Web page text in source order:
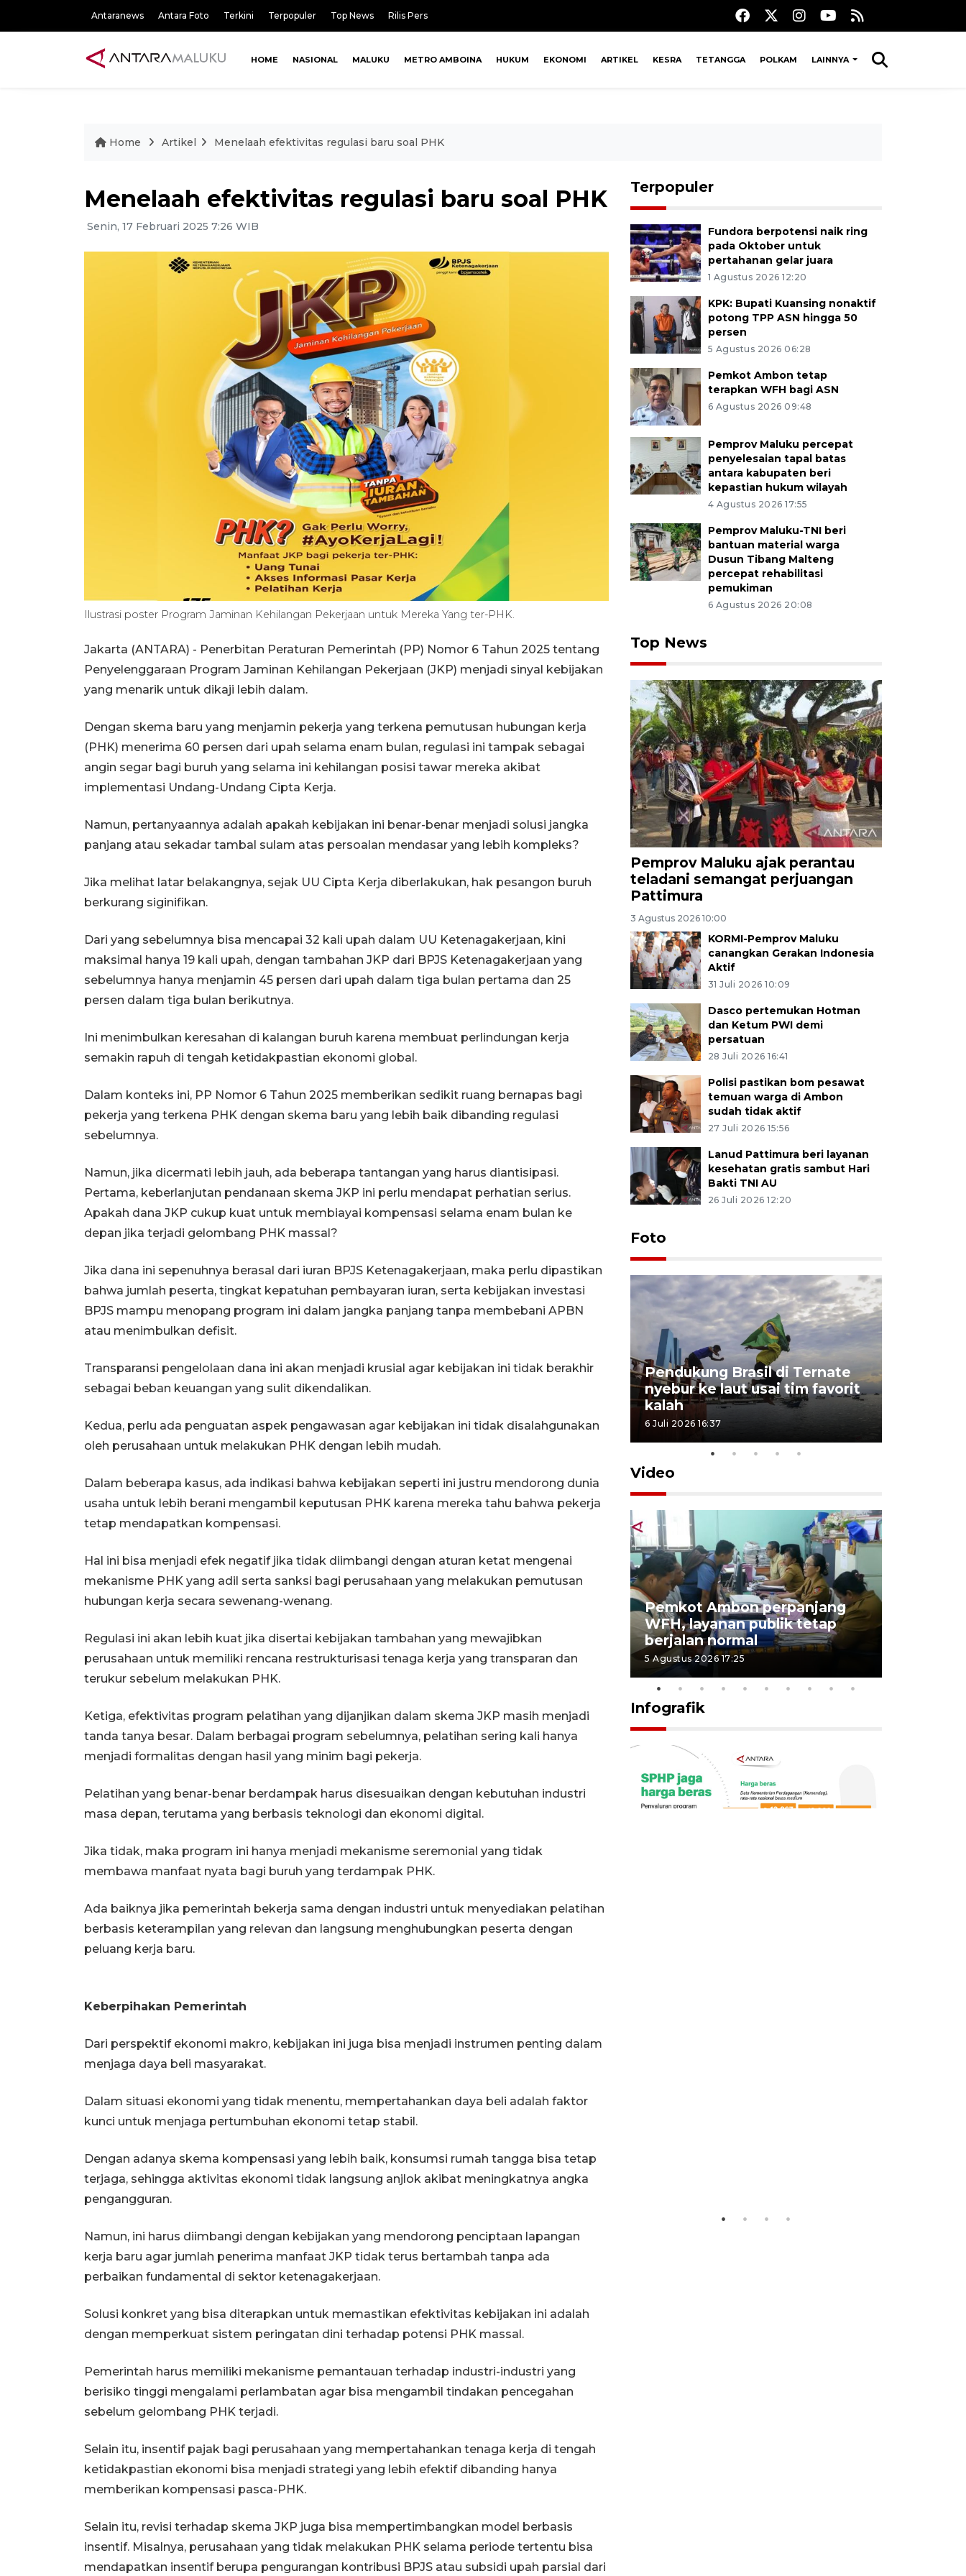
Antaranews Antara Foto Terkini Terpopuler Top News Rilis Pers
HOME NASIONAL MALUKU METRO AMBOINA HUKUM EKONOMI ARTIKEL KESRA TETANGGA POLKAM LAINNYA
Home Artikel Menelaah efektivitas regulasi baru soal PHK
Menelaah efektivitas regulasi baru soal PHK
Senin, 17 Februari 2025 7:26 WIB
Ilustrasi poster Program Jaminan Kehilangan Pekerjaan untuk Mereka Yang ter-PHK.
Jakarta (ANTARA) - Penerbitan Peraturan Pemerintah (PP) Nomor 6 Tahun 2025 tentang
Penyelenggaraan Program Jaminan Kehilangan Pekerjaan (JKP) menjadi sinyal kebijakan
yang menarik untuk dikaji lebih dalam.
Dengan skema baru yang menjamin pekerja yang terkena pemutusan hubungan kerja
(PHK) menerima 60 persen dari upah selama enam bulan, regulasi ini tampak sebagai
angin segar bagi buruh yang selama ini kehilangan posisi tawar mereka akibat
implementasi Undang-Undang Cipta Kerja.
Namun, pertanyaannya adalah apakah kebijakan ini benar-benar menjadi solusi jangka
panjang atau sekadar tambal sulam atas persoalan mendasar yang lebih kompleks?
Jika melihat latar belakangnya, sejak UU Cipta Kerja diberlakukan, hak pesangon buruh
berkurang siginifikan.
Dari yang sebelumnya bisa mencapai 32 kali upah dalam UU Ketenagakerjaan, kini
maksimal hanya 19 kali upah, dengan tambahan JKP dari BPJS Ketenagakerjaan yang
sebelumnya hanya menjamin 45 persen dari upah dalam tiga bulan pertama dan 25
persen dalam tiga bulan berikutnya.
Ini menimbulkan keresahan di kalangan buruh karena membuat perlindungan kerja
semakin rapuh di tengah ketidakpastian ekonomi global.
Dalam konteks ini, PP Nomor 6 Tahun 2025 memberikan sedikit ruang bernapas bagi
pekerja yang terkena PHK dengan skema baru yang lebih baik dibanding regulasi
sebelumnya.
Namun, jika dicermati lebih jauh, ada beberapa tantangan yang harus diantisipasi.
Pertama, keberlanjutan pendanaan skema JKP ini perlu mendapat perhatian serius.
Apakah dana JKP cukup kuat untuk membiayai kompensasi selama enam bulan ke
depan jika terjadi gelombang PHK massal?
Jika dana ini sepenuhnya berasal dari iuran BPJS Ketenagakerjaan, maka perlu dipastikan
bahwa jumlah peserta, tingkat kepatuhan pembayaran iuran, serta kebijakan investasi
BPJS mampu menopang program ini dalam jangka panjang tanpa membebani APBN
atau menimbulkan defisit.
Transparansi pengelolaan dana ini akan menjadi krusial agar kebijakan ini tidak berakhir
sebagai beban keuangan yang sulit dikendalikan.
Kedua, perlu ada penguatan aspek pengawasan agar kebijakan ini tidak disalahgunakan
oleh perusahaan untuk melakukan PHK dengan lebih mudah.
Dalam beberapa kasus, ada indikasi bahwa kebijakan seperti ini justru mendorong dunia
usaha untuk lebih berani mengambil keputusan PHK karena mereka tahu bahwa pekerja
tetap mendapatkan kompensasi.
Hal ini bisa menjadi efek negatif jika tidak diimbangi dengan aturan ketat mengenai
mekanisme PHK yang adil serta sanksi bagi perusahaan yang melakukan pemutusan
hubungan kerja secara sewenang-wenang.
Regulasi ini akan lebih kuat jika disertai kebijakan tambahan yang mewajibkan
perusahaan untuk memiliki rencana restrukturisasi tenaga kerja yang transparan dan
terukur sebelum melakukan PHK.
Ketiga, efektivitas program pelatihan yang dijanjikan dalam skema JKP masih menjadi
tanda tanya besar. Dalam berbagai program sebelumnya, pelatihan sering kali hanya
menjadi formalitas dengan hasil yang minim bagi pekerja.
Pelatihan yang benar-benar berdampak harus disesuaikan dengan kebutuhan industri
masa depan, terutama yang berbasis teknologi dan ekonomi digital.
Jika tidak, maka program ini hanya menjadi mekanisme seremonial yang tidak
membawa manfaat nyata bagi buruh yang terdampak PHK.
Ada baiknya jika pemerintah bekerja sama dengan industri untuk menyediakan pelatihan
berbasis keterampilan yang relevan dan langsung menghubungkan peserta dengan
peluang kerja baru.
Keberpihakan Pemerintah
Dari perspektif ekonomi makro, kebijakan ini juga bisa menjadi instrumen penting dalam
menjaga daya beli masyarakat.
Dalam situasi ekonomi yang tidak menentu, mempertahankan daya beli adalah faktor
kunci untuk menjaga pertumbuhan ekonomi tetap stabil.
Dengan adanya skema kompensasi yang lebih baik, konsumsi rumah tangga bisa tetap
terjaga, sehingga aktivitas ekonomi tidak langsung anjlok akibat meningkatnya angka
pengangguran.
Namun, ini harus diimbangi dengan kebijakan yang mendorong penciptaan lapangan
kerja baru agar jumlah penerima manfaat JKP tidak terus bertambah tanpa ada
perbaikan fundamental di sektor ketenagakerjaan.
Solusi konkret yang bisa diterapkan untuk memastikan efektivitas kebijakan ini adalah
dengan memperkuat sistem peringatan dini terhadap potensi PHK massal.
Pemerintah harus memiliki mekanisme pemantauan terhadap industri-industri yang
berisiko tinggi mengalami perlambatan agar bisa mengambil tindakan pencegahan
sebelum gelombang PHK terjadi.
Selain itu, insentif pajak bagi perusahaan yang mempertahankan tenaga kerja di tengah
ketidakpastian ekonomi bisa menjadi strategi yang lebih efektif dibanding hanya
memberikan kompensasi pasca-PHK.
Selain itu, revisi terhadap skema JKP juga bisa mempertimbangkan model berbasis
insentif. Misalnya, perusahaan yang tidak melakukan PHK selama periode tertentu bisa
mendapatkan insentif berupa pengurangan kontribusi BPJS atau subsidi upah parsial dari
Terpopuler
Fundora berpotensi naik ring
pada Oktober untuk
pertahanan gelar juara
1 Agustus 2026 12:20
KPK: Bupati Kuansing nonaktif
potong TPP ASN hingga 50
persen
5 Agustus 2026 06:28
Pemkot Ambon tetap
terapkan WFH bagi ASN
6 Agustus 2026 09:48
Pemprov Maluku percepat
penyelesaian tapal batas
antara kabupaten beri
kepastian hukum wilayah
4 Agustus 2026 17:55
Pemprov Maluku-TNI beri
bantuan material warga
Dusun Tibang Malteng
percepat rehabilitasi
pemukiman
6 Agustus 2026 20:08
Top News
Pemprov Maluku ajak perantau
teladani semangat perjuangan
Pattimura
3 Agustus 2026 10:00
KORMI-Pemprov Maluku
canangkan Gerakan Indonesia
Aktif
31 Juli 2026 10:09
Dasco pertemukan Hotman
dan Ketum PWI demi
persatuan
28 Juli 2026 16:41
Polisi pastikan bom pesawat
temuan warga di Ambon
sudah tidak aktif
27 Juli 2026 15:56
Lanud Pattimura beri layanan
kesehatan gratis sambut Hari
Bakti TNI AU
26 Juli 2026 12:20
Foto
5 Mei 2026 05:32
Pendukung Brasil di Ternate
nyebur ke laut usai tim favorit
kalah
6 Juli 2026 16:37
Video
pembinaan
23 Juli 2026 14:28
Pemkot Ambon perpanjang
WFH, layanan publik tetap
berjalan normal
5 Agustus 2026 17:25
Infografik
Awas penipuan berbasis AI
2026-08-07 13:45:00